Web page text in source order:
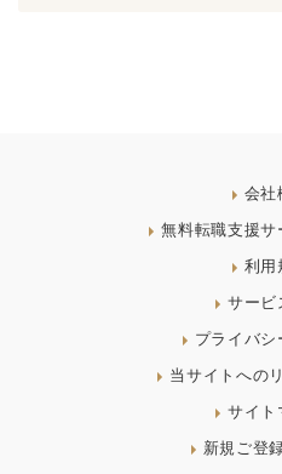
会社
無料転職支援サ
利用
サービ
プライバシ
当サイトへの
サイト
新規ご登